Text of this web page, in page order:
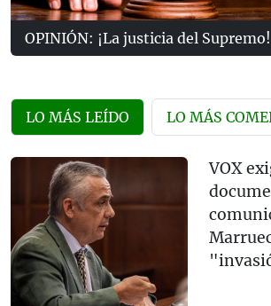
OPINIÓN: ¡La justicia del
LO MÁS LEÍDO LO MÁS
VOX